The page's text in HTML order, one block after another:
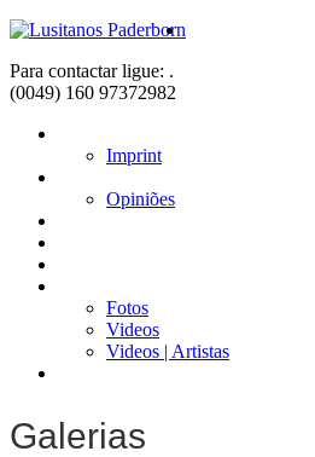
Para contactar ligue: .
(0049) 160 97372982
Imprint
Opiniões
Fotos
Videos
Videos | Artistas
Galerias